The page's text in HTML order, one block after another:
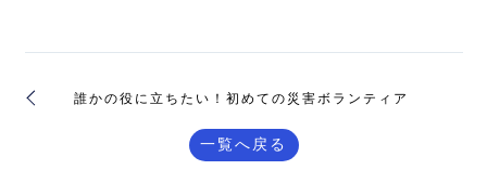
誰かの役に立ちたい！初めての災害ボランティア
一覧へ戻る